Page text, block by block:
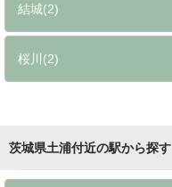
結城(2)
桜川(2)
茨城県土浦付近の駅から探す